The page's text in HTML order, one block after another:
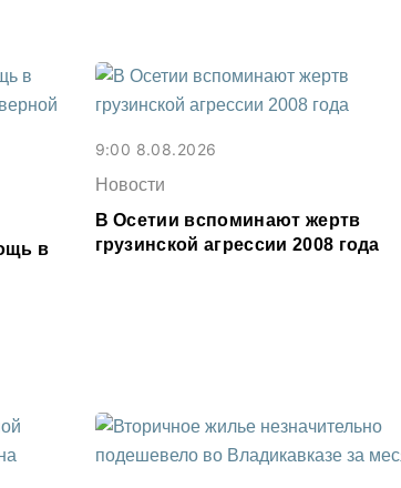
в
9:00 8.08.2026
Новости
В Осетии вспоминают жертв
грузинской агрессии 2008 года